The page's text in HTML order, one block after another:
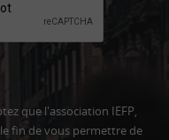
que l'association IEFP,
fin de vous permettre de